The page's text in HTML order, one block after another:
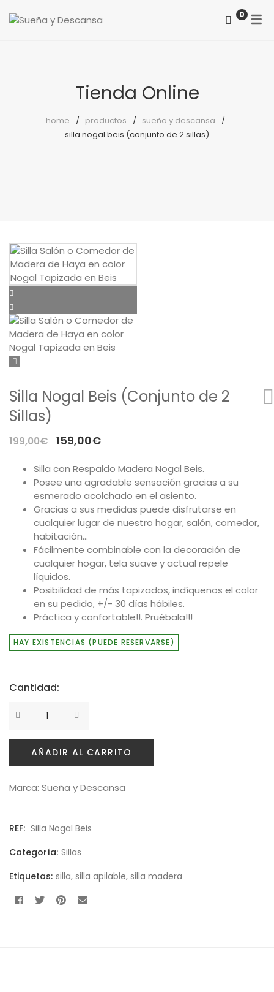
PREGUNTAS FRECUENTES
Sillas
Mesas
Sofás
Auxiliar
Dormitorios
ÚTILES
Tu cuenta
Aviso Legal
Condiciones de compra
Política de cookies
Política de privacidad
Envíos y Devoluciones
0
Tienda Online
home productos
sueña y descansa
silla nogal beis (conjunto de 2 sillas)
Silla Nogal Beis (Conjunto de 2
Sillas)
199,00€
El
original
era:
199,00€.
159,00€El
actual
es:
159,00€.
Silla con Respaldo Madera Nogal Beis.
Posee una agradable sensación gracias a su
esmerado acolchado en el asiento.
Gracias a sus medidas puede disfrutarse en
cualquier lugar de nuestro hogar, salón, comedor,
habitación…
Fácilmente combinable con la decoración de
cualquier hogar, tela suave y actual repele
líquidos.
Posibilidad de más tapizados, indíquenos el color
en su pedido, +/- 30 días hábiles.
Práctica y confortable!!. Pruébala!!!
HAY EXISTENCIAS (PUEDE RESERVARSE)
Cantidad:
AÑADIR AL CARRITO
Marca: Sueña y Descansa
REF: Silla Nogal Beis
Categoría: Sillas
Etiquetas: silla, silla apilable, silla madera